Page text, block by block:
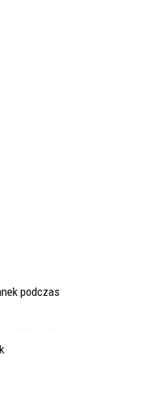
podczas